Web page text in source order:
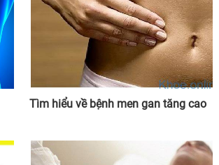
Tìm hiểu về bệnh men gan tăng cao